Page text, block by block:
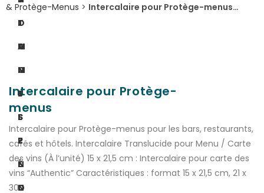
I
O
N
S
S
P
É
C
O
M
M
E
S
-
N
O
T
A
C
T
E
Z
-
N
& Protège-Menus > Intercalaire pour Protège-menus…
Intercalaire pour Protège-
menus
Intercalaire pour Protège-menus pour les bars, restaurants,
cafés et hôtels. Intercalaire Translucide pour Menu / Carte
des vins (À l’unité) 15 x 21,5 cm : Intercalaire pour carte des
vins “Authentic” Caractéristiques : format 15 x 21,5 cm, 21 x
30…